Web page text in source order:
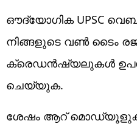
ഔദ്യോഗിക UPSC
നിങ്ങളുടെ വൺ ടൈം
ക്രെഡൻഷ്യലുകൾ
ചെയ്യുക.
ശേഷം ആറ്